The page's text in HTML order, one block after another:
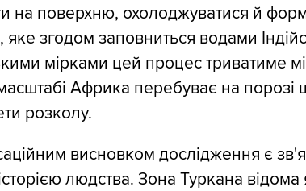
на поверхню, охолоджуватися й
яке згодом заповниться водами
мірками цей процес триватиме
Африка перебуває на порозі
розколу.
висновком дослідження є
людства. Зона Туркана відома